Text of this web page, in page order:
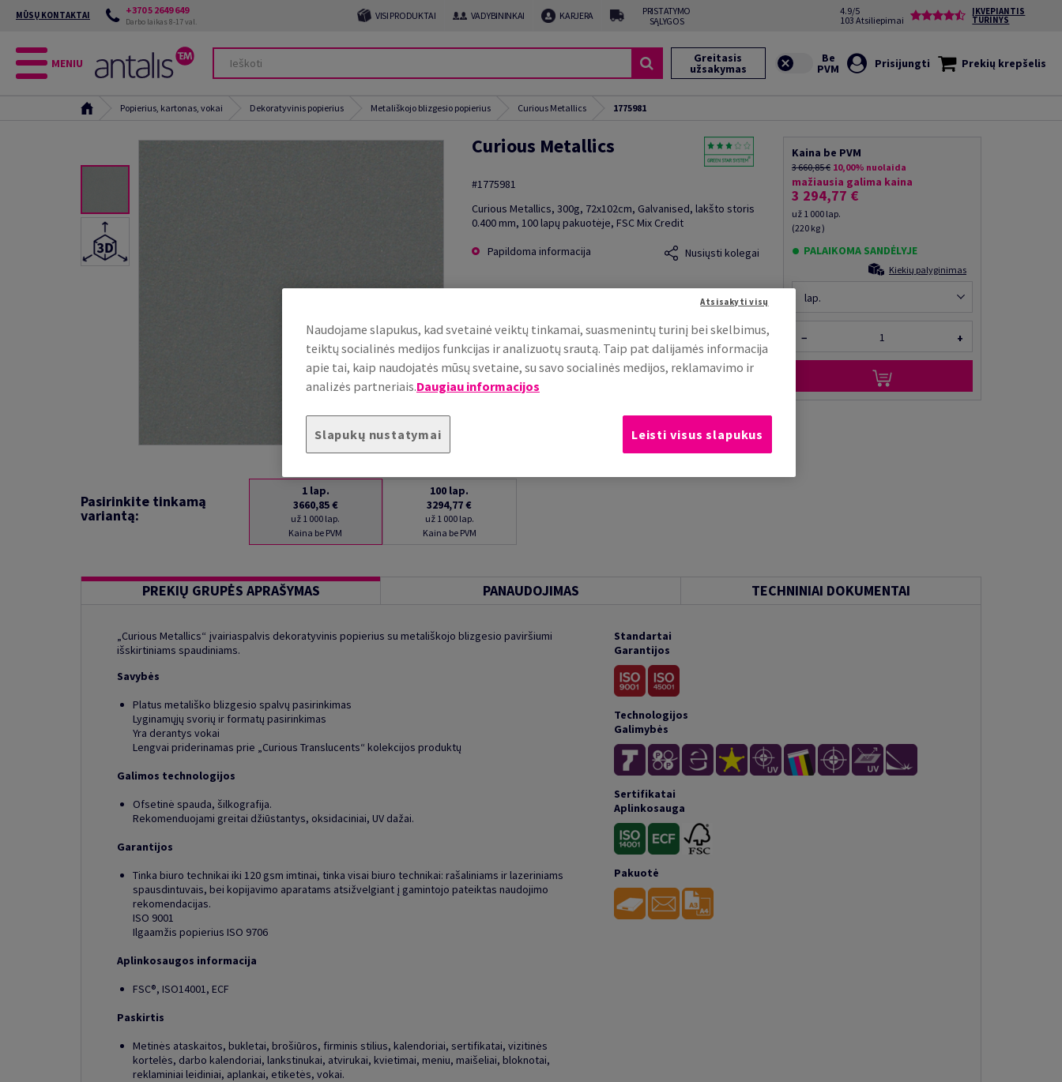
MŪSŲ KONTAKTAI +370 5 2649 649
Darbo laikas 8-17 val. VISI PRODUKTAI VADYBININKAI KARJERA
PRISTATYMO
SĄLYGOS
4.9/5
103 Atsiliepimai
ĮKVEPIANTIS
TURINYS
MENIU Greitasis
užsakymas Prisijungti Prekių krepšelis
Popierius, kartonas, vokai Dekoratyvinis popierius Metališkojo blizgesio popierius Curious Metallics 1775981
Curious Metallics
#1775981
Curious Metallics, 300g, 72x102cm, Galvanised, lakšto storis
0.400 mm, 100 lapų pakuotėje, FSC Mix Credit
Papildoma informacija
Nusiųsti kolegai
Kaina be PVM
3 660,85 € 10,00% nuolaida
mažiausia galima kaina
3 294,77 €
už 1 000 lap.
(220 kg )
PALAIKOMA SANDĖLYJE
Kiekių palyginimas
lap.
− +
Pasirinkite tinkamą
variantą:
1 lap.
3660,85 €
už 1 000 lap.
Kaina be PVM
100 lap.
3294,77 €
už 1 000 lap.
Kaina be PVM
PREKIŲ GRUPĖS APRAŠYMAS PANAUDOJIMAS TECHNINIAI DOKUMENTAI
„Curious Metallics“ įvairiaspalvis dekoratyvinis popierius su metališkojo blizgesio paviršiumi
išskirtiniams spaudiniams.
Savybės
Platus metališko blizgesio spalvų pasirinkimas
Lyginamųjų svorių ir formatų pasirinkimas
Yra derantys vokai
Lengvai priderinamas prie „Curious Translucents“ kolekcijos produktų
Galimos technologijos
Ofsetinė spauda, šilkografija.
Rekomenduojami greitai džiūstantys, oksidaciniai, UV dažai.
Garantijos
Tinka biuro technikai iki 120 gsm imtinai, tinka visai biuro technikai: rašaliniams ir lazeriniams
spausdintuvais, bei kopijavimo aparatams atsižvelgiant į gamintojo pateiktas naudojimo
rekomendacijas.
ISO 9001
Ilgaamžis popierius ISO 9706
Aplinkosaugos informacija
FSC®, ISO14001, ECF
Paskirtis
Metinės ataskaitos, bukletai, brošiūros, firminis stilius, kalendoriai, sertifikatai, vizitinės
kortelės, darbo kalendoriai, lankstinukai, atvirukai, kvietimai, meniu, maišeliai, bloknotai,
reklaminiai leidiniai, aplankai, etiketės, vokai.
Standartai
Garantijos
Technologijos
Galimybės
Sertifikatai
Aplinkosauga
Pakuotė
Naudojame slapukus, kad svetainė veiktų tinkamai, suasmenintų turinį bei skelbimus,
teiktų socialinės medijos funkcijas ir analizuotų srautą. Taip pat dalijamės informacija
apie tai, kaip naudojatės mūsų svetaine, su savo socialinės medijos, reklamavimo ir
analizės partneriais.Daugiau informacijos
Slapukų nustatymai
Atsisakyti visų
Leisti visus slapukus